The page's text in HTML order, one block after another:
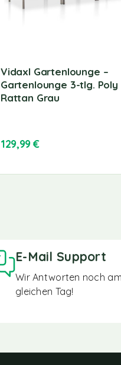
Vidaxl Gartenlounge –
Gartenlounge 3-tlg. Poly
Rattan Grau
129,99€
E-Mail Support
Wir Antworten noch am
gleichen Tag!